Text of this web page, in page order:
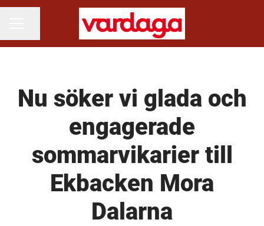
Nu söker vi glada och
engagerade
sommarvikarier till
Ekbacken Mora
Dalarna